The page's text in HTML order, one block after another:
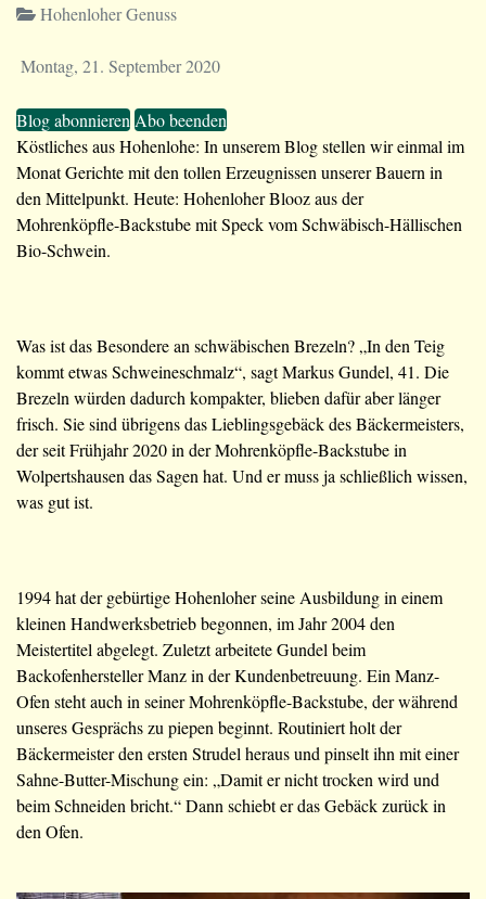
Hohenloher Genuss
Montag, 21. September 2020
Blog abonnieren Abo beenden
Köstliches aus Hohenlohe: In unserem Blog stellen wir einmal im
Monat Gerichte mit den tollen Erzeugnissen unserer Bauern in
den Mittelpunkt. Heute: Hohenloher Blooz aus der
Mohrenköpfle-Backstube mit Speck vom Schwäbisch-Hällischen
Bio-Schwein.
Was ist das Besondere an schwäbischen Brezeln? „In den Teig
kommt etwas Schweineschmalz“, sagt Markus Gundel, 41. Die
Brezeln würden dadurch kompakter, blieben dafür aber länger
frisch. Sie sind übrigens das Lieblingsgebäck des Bäckermeisters,
der seit Frühjahr 2020 in der Mohrenköpfle-Backstube in
Wolpertshausen das Sagen hat. Und er muss ja schließlich wissen,
was gut ist.
1994 hat der gebürtige Hohenloher seine Ausbildung in einem
kleinen Handwerksbetrieb begonnen, im Jahr 2004 den
Meistertitel abgelegt. Zuletzt arbeitete Gundel beim
Backofenhersteller Manz in der Kundenbetreuung. Ein Manz-
Ofen steht auch in seiner Mohrenköpfle-Backstube, der während
unseres Gesprächs zu piepen beginnt. Routiniert holt der
Bäckermeister den ersten Strudel heraus und pinselt ihn mit einer
Sahne-Butter-Mischung ein: „Damit er nicht trocken wird und
beim Schneiden bricht.“ Dann schiebt er das Gebäck zurück in
den Ofen.